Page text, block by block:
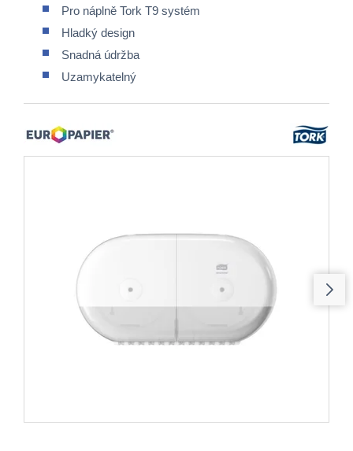
Pro náplně Tork T9 systém
Hladký design
Snadná údržba
Uzamykatelný